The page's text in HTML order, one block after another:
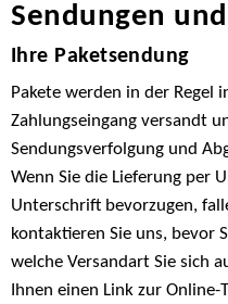
Sendungen
Ihre Paketsendung
Pakete werden in der Regel
Zahlungseingang versandt
Sendungsverfolgung und
Wenn Sie die Lieferung per
Unterschrift bevorzugen,
kontaktieren Sie uns, bevor
welche Versandart Sie sich
Ihnen einen Link zur Online-